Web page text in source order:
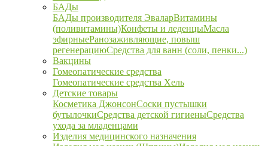
БАДы
БАДы производителя ЭваларВитамины
(поливитамины)Конфеты и леденцыМасла
эфирныеРанозаживляющие, повыш
регенерациюСредства для ванн (соли, пенки...)
Вакцины
Гомеопатические средства
Гомеопатические средства Хель
Детские товары
Косметика ДжонсонСоски пустышки
бутылочкиСредства детской гигиеныСредства
ухода за младенцами
Изделия медицинского назначения